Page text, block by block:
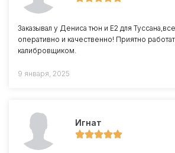
Заказывал у Дениса тюн и Е2 для
оперативно и качественно! Приятно
калибровщиком.
9 января, 2025
Игнат